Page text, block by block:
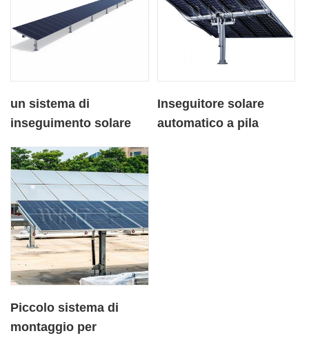
un sistema di
inseguimento solare
singolo verticale
Inseguitore solare
automatico a pila
Piccolo sistema di
montaggio per